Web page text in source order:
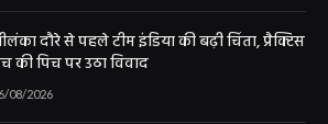
दौरे से पहले टीम इंडिया की बढ़ी चिंता, प्रैक्टिस
की पिच पर उठा विवाद
08/2026